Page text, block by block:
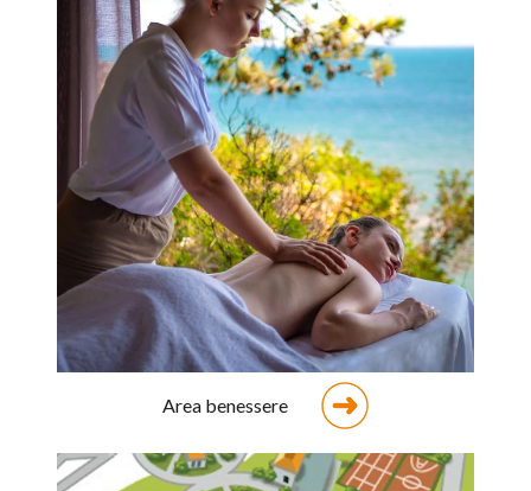
Area benessere